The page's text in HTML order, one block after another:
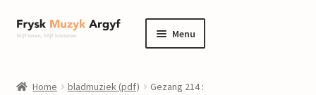
Ga
door
navigatie
Ga
naar
inhoud
Menu
Home bladmuziek (pdf)
Gezang 214 :